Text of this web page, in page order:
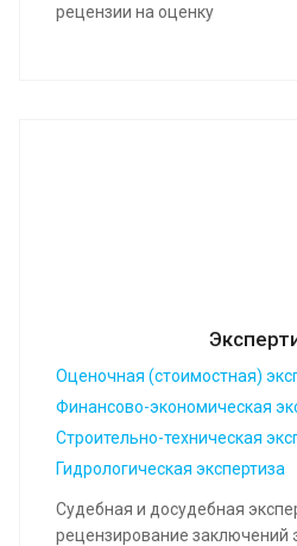
рецензии на оценку
Оценочная (стоимостная)
Финансово-экономическая
Строительно-техническая
Гидрологическая экспертиза
Судебная и досудебная
рецензирование заключений